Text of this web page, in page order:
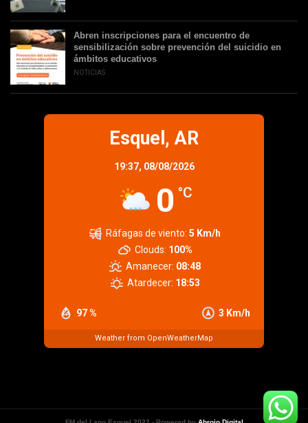
Abren inscripciones para el encuentro de
sensibilización sobre prevención del suicidio en
ámbitos educativos
NOTICIAS
Esquel, AR
19:37, 08/08/2026
0 °C
97 % 3 Km/h
Ráfagas de viento: 5 Km/h
Clouds: 100%
Amanecer: 08:48
Atardecer: 18:53
Weather from OpenWeatherMap